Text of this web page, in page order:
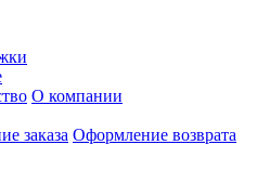
О компании
заказа Оформление возврата